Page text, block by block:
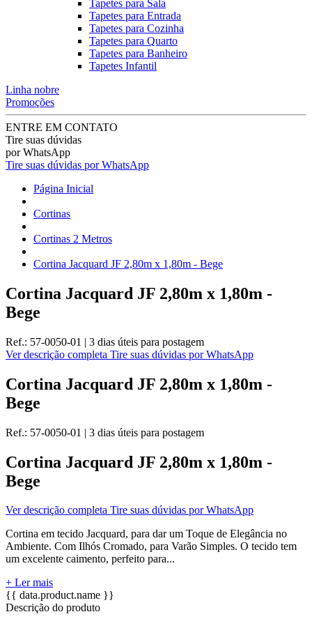
Tapetes para Sala
Tapetes para Entrada
Tapetes para Cozinha
Tapetes para Quarto
Tapetes para Banheiro
Tapetes Infantil
Linha nobre
Promoções
ENTRE EM CONTATO
Tire suas dúvidas
por WhatsApp
Tire suas dúvidas por WhatsApp
Página Inicial
Cortinas
Cortinas 2 Metros
Cortina Jacquard JF 2,80m x 1,80m - Bege
Cortina Jacquard JF 2,80m x 1,80m -
Bege
Ref.: 57-0050-01 | 3 dias úteis para postagem
Ver descrição completa Tire suas dúvidas por WhatsApp
Cortina Jacquard JF 2,80m x 1,80m -
Bege
Ref.: 57-0050-01 | 3 dias úteis para postagem
Cortina Jacquard JF 2,80m x 1,80m -
Bege
Ver descrição completa Tire suas dúvidas por WhatsApp
Cortina em tecido Jacquard, para dar um Toque de Elegância no
Ambiente. Com Ilhós Cromado, para Varão Simples. O tecido tem
um excelente caimento, perfeito para...
+ Ler mais
{{ data.product.name }}
Descrição do produto